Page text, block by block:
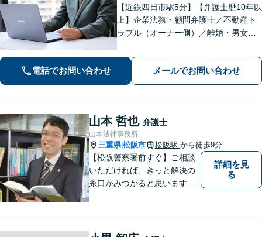
【近鉄四日市駅5分】【弁護士歴10年以
上】企業法務・顧問弁護士／不動産ト
ラブル（オーナー側）／離婚・男女問
様に寄り添い、解決まで真摯に対応し
てまいります【多才な他士業との連携
が強み】【完全個室でご相談】
電話でお問い合わせ メールでお問い合わせ
山本 哲也 弁護士
山本法律事務所
三重県|松阪市 松阪駅 から徒歩9分
【松阪警察署前すぐ】ご相談
いただければ、きっと解決の
糸口がみつかると思います。
詳細を見
る